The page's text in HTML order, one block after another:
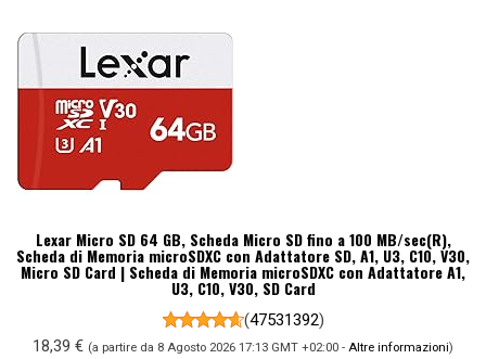
Lexar Micro SD 64 GB, Scheda Micro SD fino a 100 MB/sec(R),
Scheda di Memoria microSDXC con Adattatore SD, A1, U3, C10, V30,
Micro SD Card | Scheda di Memoria microSDXC con Adattatore A1,
U3, C10, V30, SD Card
(47531392)
18,39 € (a partire da 8 Agosto 2026 17:13 GMT +02:00 - Altre informazioni)